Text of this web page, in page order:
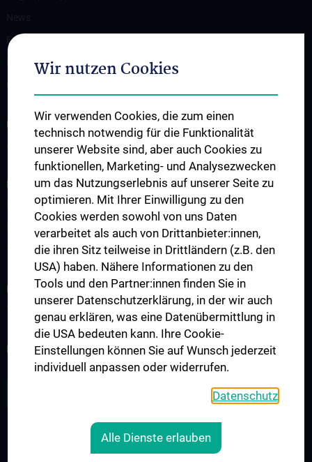
Events
Presse
FOR PATIENTS
Ansprechpartner & Termine
KLINISCHER BEREICH
Interdisziplinäre Amyloidose Ambulanz
Interdisziplinäre Boards
Tumorboards
FORSCHUNG
NEWSLETTER
Wir nutzen Cookies
Wir verwenden Cookies, die zum einen
technisch notwendig für die Funktionalität
unserer Website sind, aber auch Cookies zu
funktionellen, Marketing- und Analysezwecken
um das Nutzungserlebnis auf unserer Seite zu
optimieren. Mit Ihrer Einwilligung zu den
Cookies werden sowohl von uns Daten
verarbeitet als auch von Drittanbieter:innen,
die ihren Sitz teilweise in Drittländern (z.B. den
USA) haben. Nähere Informationen zu den
Tools und den Partner:innen finden Sie in
unserer Datenschutzerklärung, in der wir auch
genau erklären, was eine Datenübermittlung in
die USA bedeuten kann. Ihre Cookie-
Einstellungen können Sie auf Wunsch jederzeit
individuell anpassen oder widerrufen.
Datenschutz
Alle Dienste erlauben